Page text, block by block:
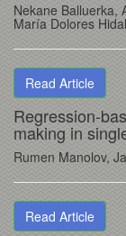
Nekane Balluerka,
María Dolores
Read Article
Regression-
making in
Rumen Manolov,
Read Article